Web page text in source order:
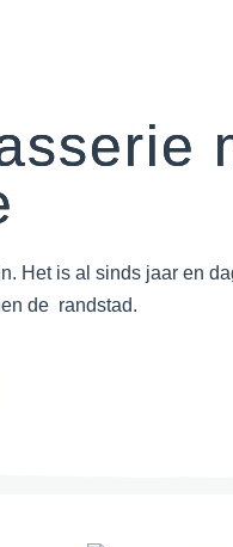
Het is al sinds jaar en
de randstad.